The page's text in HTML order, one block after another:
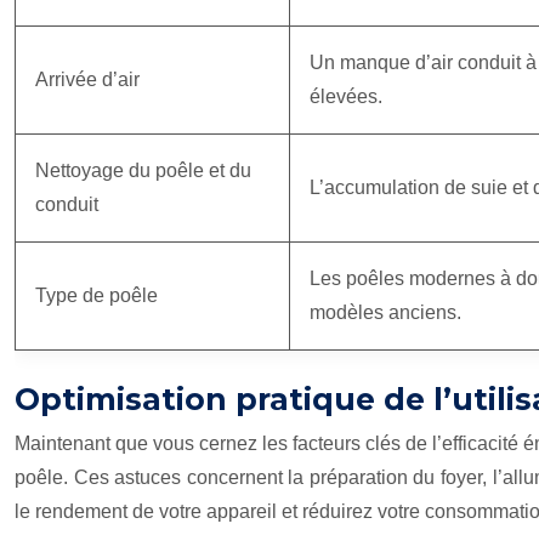
Arrivée d’air
Un manque d’air conduit
élevées.
Nettoyage du poêle et du
conduit
L’accumulation de suie
Type de poêle
Les poêles modernes à
modèles anciens.
Optimisation pratique de
Maintenant que vous cernez les facteurs clés de l’efficacité
poêle. Ces astuces concernent la préparation du foyer,
le rendement de votre appareil et réduirez votre